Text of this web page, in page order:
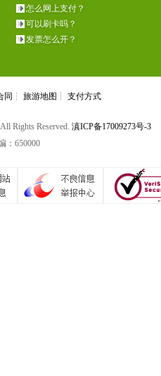
怎么网上支付？
可以刷卡吗？
发票怎么开？
同 ┆ 旅游地图 ┆ 支付方式
Rights Reserved. 滇ICP备17009273号-3
：650000